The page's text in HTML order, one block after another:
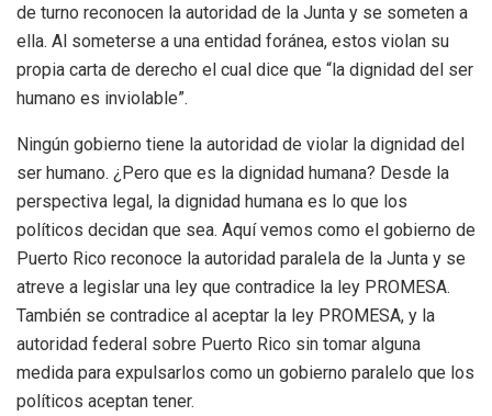
de turno reconocen la autoridad de la Junta y se someten a
ella. Al someterse a una entidad foránea, estos violan su
propia carta de derecho el cual dice que “la dignidad del ser
humano es inviolable”.
Ningún gobierno tiene la autoridad de violar la dignidad del
ser humano. ¿Pero que es la dignidad humana? Desde la
perspectiva legal, la dignidad humana es lo que los
políticos decidan que sea. Aquí vemos como el gobierno de
Puerto Rico reconoce la autoridad paralela de la Junta y se
atreve a legislar una ley que contradice la ley PROMESA.
También se contradice al aceptar la ley PROMESA, y la
autoridad federal sobre Puerto Rico sin tomar alguna
medida para expulsarlos como un gobierno paralelo que los
políticos aceptan tener.